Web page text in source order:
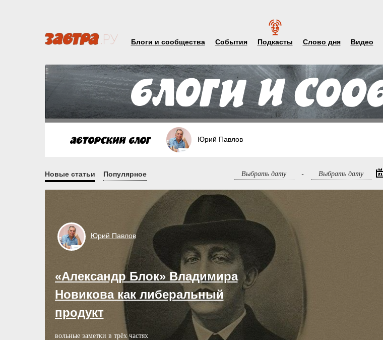
Блоги и сообщества События Подкасты Слово дня Видео
Юрий Павлов
Новые статьи Популярное -
Юрий Павлов
«Александр Блок» Владимира
Новикова как либеральный
продукт
вольные заметки в трёх частях